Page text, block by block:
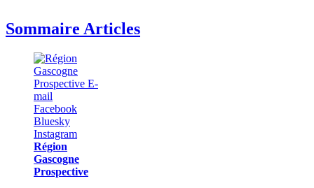
Sommaire Articles
Région
Gascogne
Prospective